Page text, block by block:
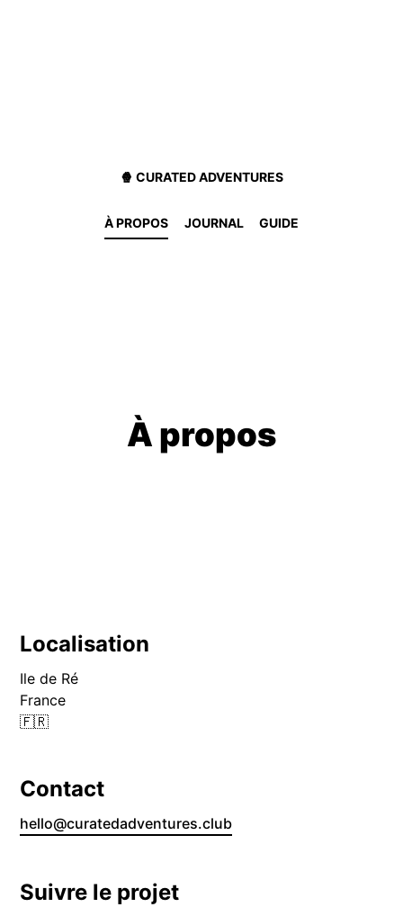
🍿 CURATED ADVENTURES
À PROPOS JOURNAL GUIDE
À propos
Localisation
Ile de Ré
France
🇫🇷
Contact
hello@curatedadventures.club
Suivre le projet